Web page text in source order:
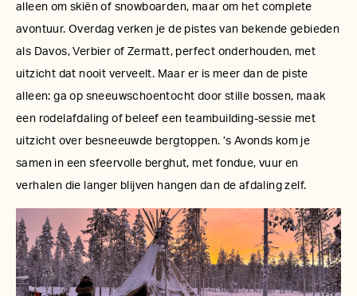
alleen om skiën of snowboarden, maar om het complete
avontuur. Overdag verken je de pistes van bekende gebieden
als Davos, Verbier of Zermatt, perfect onderhouden, met
uitzicht dat nooit verveelt. Maar er is meer dan de piste
alleen: ga op sneeuwschoentocht door stille bossen, maak
een rodelafdaling of beleef een teambuilding-sessie met
uitzicht over besneeuwde bergtoppen. ’s Avonds kom je
samen in een sfeervolle berghut, met fondue, vuur en
verhalen die langer blijven hangen dan de afdaling zelf.